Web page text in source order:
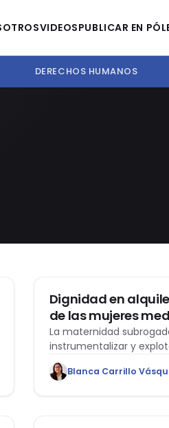
VIDEOSPUBLICAR EN
DERECHOS HUMANOS
Dignidad en
de las mujeres
maternidad
La maternidad
instrumentalizar y
Blanca Carrillo